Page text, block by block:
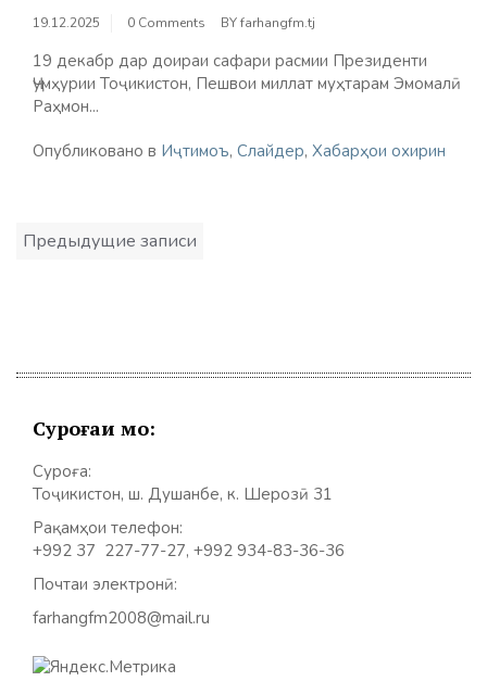
19.12.2025 0 Comments BYfarhangfm.tj
19 декабр дар доираи сафари расмии Президенти
Ҷумҳурии Тоҷикистон, Пешвои миллат муҳтарам Эмомалӣ
Раҳмон...
Опубликовано в Иҷтимоъ, Слайдер, Хабарҳои охирин
Навигация
по
Предыдущие записи
Суроғаи мо:
Суроға:
Тоҷикистон, ш. Душанбе, к. Шерозӣ 31
Рақамҳои телефон:
+992 37 227-77-27, +992 934-83-36-36
Почтаи электронӣ:
farhangfm2008@mail.ru